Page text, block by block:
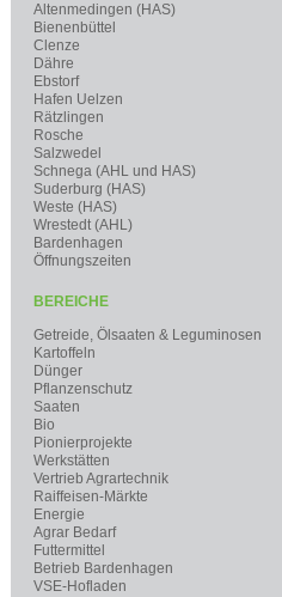
Altenmedingen (HAS)
Bienenbüttel
Clenze
Dähre
Ebstorf
Hafen Uelzen
Rätzlingen
Rosche
Salzwedel
Schnega (AHL und HAS)
Suderburg (HAS)
Weste (HAS)
Wrestedt (AHL)
Bardenhagen
Öffnungszeiten
BEREICHE
Getreide, Ölsaaten & Leguminosen
Kartoffeln
Dünger
Pflanzenschutz
Saaten
Bio
Pionierprojekte
Werkstätten
Vertrieb Agrartechnik
Raiffeisen-Märkte
Energie
Agrar Bedarf
Futtermittel
Betrieb Bardenhagen
VSE-Hofladen